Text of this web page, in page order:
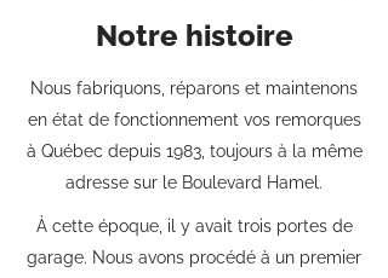
Notre histoire
Nous fabriquons, réparons et maintenons
en état de fonctionnement vos remorques
à Québec depuis 1983, toujours à la même
adresse sur le Boulevard Hamel.
À cette époque, il y avait trois portes de
garage. Nous avons procédé à un premier